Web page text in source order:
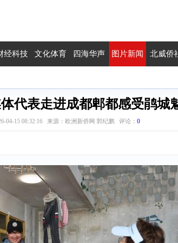
经科技 文化体育 四海华声 图片新闻 北威侨
代表走进成都郫都感受鹃城
04-15 08:32:16 来源：欧洲新侨网 郭纪鹏 评论： 0